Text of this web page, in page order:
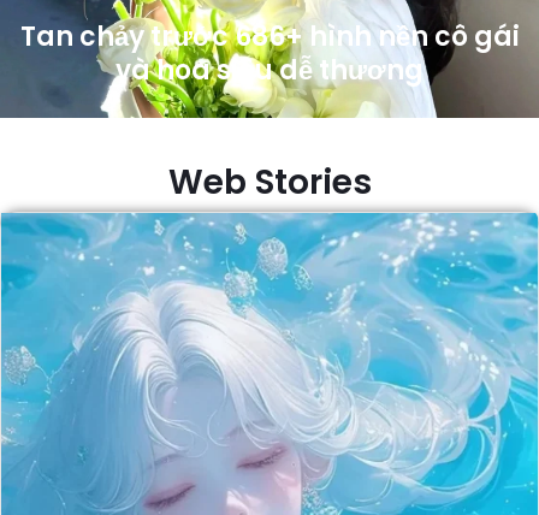
Đổ gục với 369+ ảnh Mã Tiểu Dã cute,
nhỏ bé nhưng kiên cường
Web Stories